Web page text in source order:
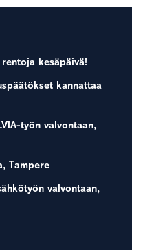
rentoja kesäpäivä!
kannattaa
työn valvontaan,
Tampere
valvontaan,